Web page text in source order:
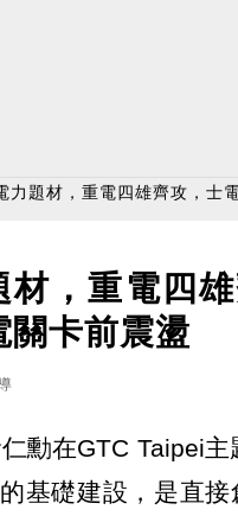
力題材，重電四雄齊攻，士
，重電四
關卡前震盪
勳在GTC Taipei
基礎建設，是直